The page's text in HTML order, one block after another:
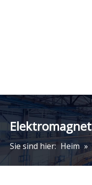
Elektromagnet
Sie sind hier: Heim »